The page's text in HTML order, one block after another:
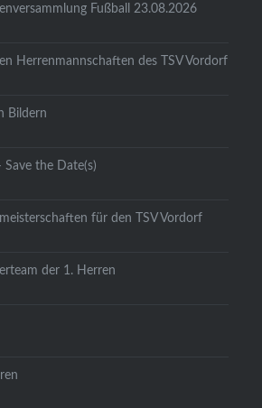
Fußball 23.08.2026
Herrenmannschaften des TSV Vordorf
Bildern
the Date(s)
für den TSV Vordorf
der 1. Herren